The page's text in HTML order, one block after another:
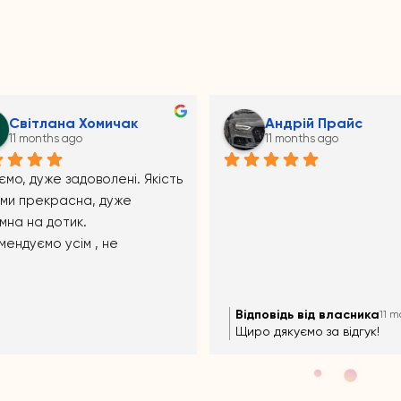
Mala_07 Melniik
11 months ago
Аноним
11 months ago
Відповідь від власника11
Щиро дякуємо за відгук!!!))